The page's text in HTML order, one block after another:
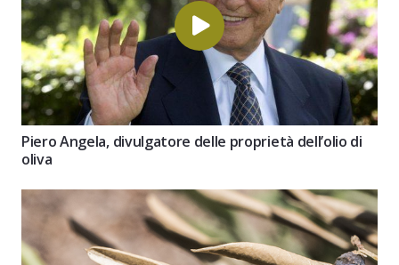
Piero Angela, divulgatore delle proprietà dell’olio di
oliva